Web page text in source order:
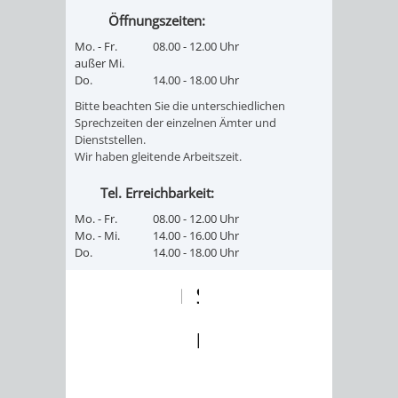
ONLINE-
KATALOG
VERANSTALTUNGEN
AUSBILDUNG
&
LEIHVERKEHR
DER
BIBLIOTHEK
SERVICE
FÜR
LEHRER/INNEN
&
STADTHALLE
ENGELBRECHT-
HAUS
BÜRGERSAAL
ALTEN
RATHAUS
STADTARCHIV
BENUTZUNG
Öffnungszeiten:
Mo. - Fr.
außer Mi.
08.00 - 12.00 Uhr
Do.
14.00 - 18.00 Uhr
Bitte beachten Sie die unterschiedlichen
Sprechzeiten der einzelnen Ämter und
Dienststellen.
Wir haben gleitende Arbeitszeit.
Tel. Erreichbarkeit:
Mo. - Fr.
08.00 - 12.00 Uhr
Mo. - Mi.
14.00 - 16.00 Uhr
Do.
14.00 - 18.00 Uhr